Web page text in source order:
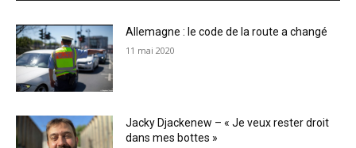
Allemagne : le code de la route a changé
11 mai 2020
Jacky Djackenew – « Je veux rester droit
dans mes bottes »